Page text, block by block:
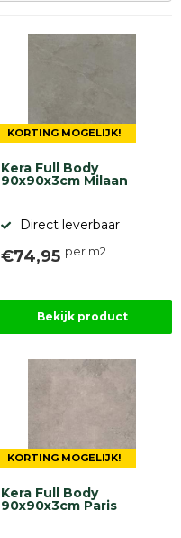
KORTING MOGELIJK!
Kera Full Body
90x90x3cm Milaan
Direct leverbaar
€74,95 per m2
Bekijk product
KORTING MOGELIJK!
Kera Full Body
90x90x3cm Paris